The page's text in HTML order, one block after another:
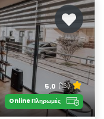
5.0 (16)
Online Πληρωμές